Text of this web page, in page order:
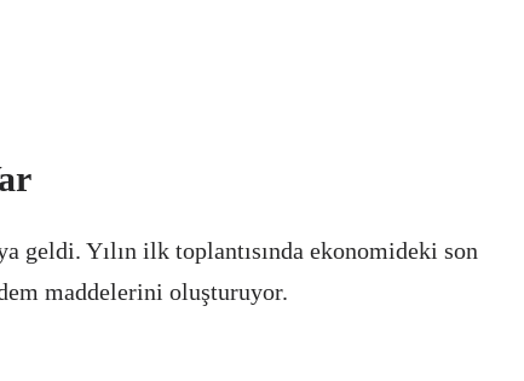
geldi. Yılın ilk toplantısında ekonomideki son
maddelerini oluşturuyor.